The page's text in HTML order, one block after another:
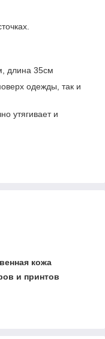
длина 35см
одежды, так и
утягивает и
кожа
и принтов